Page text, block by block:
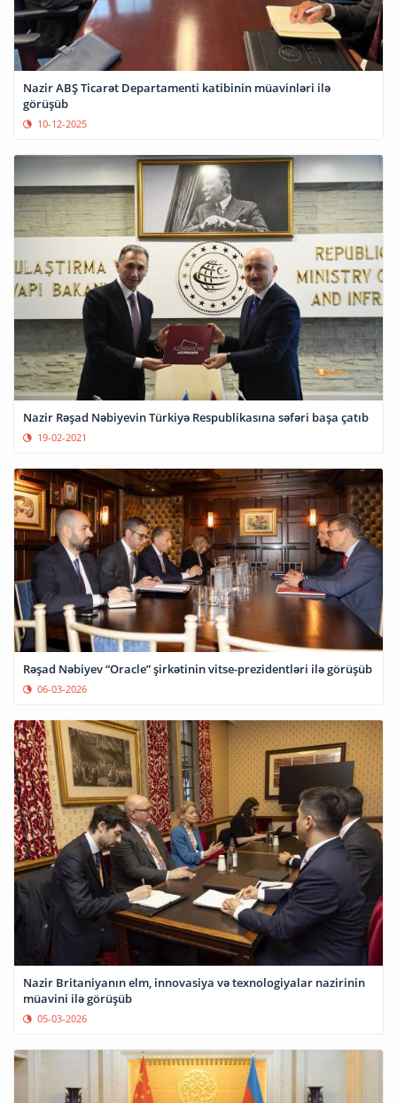
Nazir ABŞ Ticarət Departamenti katibinin müavinləri ilə
görüşüb
10-12-2025
Nazir Rəşad Nəbiyevin Türkiyə Respublikasına səfəri başa çatıb
19-02-2021
Rəşad Nəbiyev “Oracle” şirkətinin vitse-prezidentləri ilə görüşüb
06-03-2026
Nazir Britaniyanın elm, innovasiya və texnologiyalar nazirinin
müavini ilə görüşüb
05-03-2026